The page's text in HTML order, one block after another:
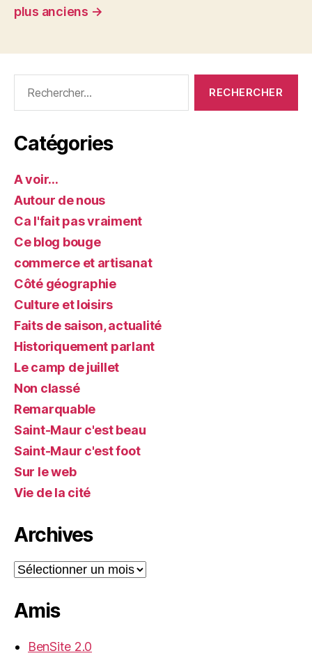
des
plus anciens →
Catégories
A voir…
Autour de nous
Ca l'fait pas vraiment
Ce blog bouge
commerce et artisanat
Côté géographie
Culture et loisirs
Faits de saison, actualité
Historiquement parlant
Le camp de juillet
Non classé
Remarquable
Saint-Maur c'est beau
Saint-Maur c'est foot
Sur le web
Vie de la cité
Archives
Archives
Amis
BenSite 2.0